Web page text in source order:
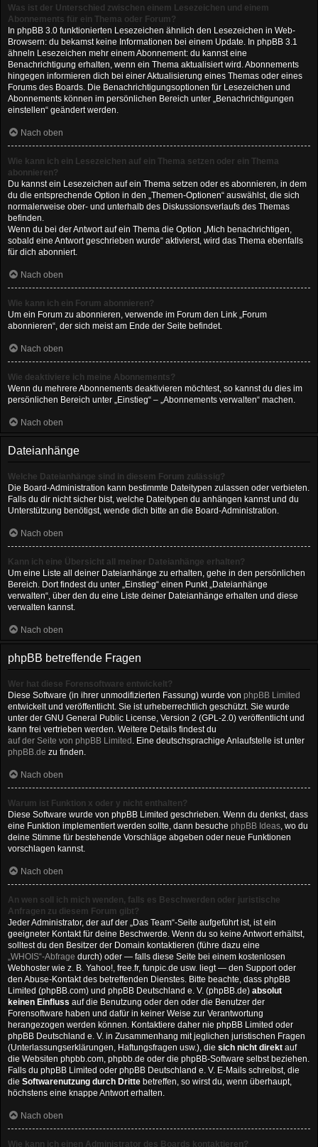
Was ist der Unterschied zwischen einem Lesezeichen und einem
Abonnements für ein Thema oder Forum?
In phpBB 3.0 funktionierten Lesezeichen ähnlich den Lesezeichen in Web-
Browsern: du bekamst keine Informationen bei einem Update. In phpBB 3.1
ähneln Lesezeichen mehr einem Abonnement: du kannst eine
Benachrichtigung erhalten, wenn ein Thema aktualisiert wird. Abonnements
hingegen informieren dich bei einer Aktualisierung eines Themas oder eines
Forums des Boards. Die Benachrichtigungsoptionen für Lesezeichen und
Abonnements können im persönlichen Bereich unter „Benachrichtigungen
einstellen“ geändert werden.
Nach oben
Wie kann ich ein Lesezeichen auf ein Thema setzen oder ein Thema
abonnieren?
Du kannst ein Lesezeichen auf ein Thema setzen oder es abonnieren, in dem
du die entsprechende Option in den „Themen-Optionen“ auswählst, die sich
normalerweise ober- und unterhalb des Diskussionsverlaufs des Themas
befinden.
Wenn du bei der Antwort auf ein Thema die Option „Mich benachrichtigen,
sobald eine Antwort geschrieben wurde“ aktivierst, wird das Thema ebenfalls
für dich abonniert.
Nach oben
Wie kann ich ein Forum abonnieren?
Um ein Forum zu abonnieren, verwende im Forum den Link „Forum
abonnieren“, der sich meist am Ende der Seite befindet.
Nach oben
Wie deaktiviere ich meine Abonnements?
Wenn du mehrere Abonnements deaktivieren möchtest, so kannst du dies im
persönlichen Bereich unter „Einstieg“ – „Abonnements verwalten“ machen.
Nach oben
Dateianhänge
Welche Dateianhänge sind in diesem Forum zulässig?
Die Board-Administration kann bestimmte Dateitypen zulassen oder verbieten.
Falls du dir nicht sicher bist, welche Dateitypen du anhängen kannst und du
Unterstützung benötigst, wende dich bitte an die Board-Administration.
Nach oben
Kann ich eine Übersicht all meiner Dateianhänge erhalten?
Um eine Liste all deiner Dateianhänge zu erhalten, gehe in den persönlichen
Bereich. Dort findest du unter „Einstieg“ einen Punkt „Dateianhänge
verwalten“, über den du eine Liste deiner Dateianhänge erhalten und diese
verwalten kannst.
Nach oben
phpBB betreffende Fragen
Wer hat diese Forensoftware entwickelt?
Diese Software (in ihrer unmodifizierten Fassung) wurde von phpBB Limited
entwickelt und veröffentlicht. Sie ist urheberrechtlich geschützt. Sie wurde
unter der GNU General Public License, Version 2 (GPL-2.0) veröffentlicht und
kann frei vertrieben werden. Weitere Details findest du
auf der Seite von phpBB Limited . Eine deutschsprachige Anlaufstelle ist unter
phpBB.de zu finden.
Nach oben
Warum ist Funktion x oder y nicht enthalten?
Diese Software wurde von phpBB Limited geschrieben. Wenn du denkst, dass
eine Funktion implementiert werden sollte, dann besuche phpBB Ideas, wo du
deine Stimme für bestehende Vorschläge abgeben oder neue Funktionen
vorschlagen kannst.
Nach oben
An wen soll ich mich wenden, falls es Beschwerden oder juristische
Anfragen zu diesem Forum gibt?
Jeder Administrator, der auf der „Das Team“-Seite aufgeführt ist, ist ein
geeigneter Kontakt für deine Beschwerde. Wenn du so keine Antwort erhältst,
solltest du den Besitzer der Domain kontaktieren (führe dazu eine
„WHOIS“-Abfrage durch) oder — falls diese Seite bei einem kostenlosen
Webhoster wie z. B. Yahoo!, free.fr, funpic.de usw. liegt — den Support oder
den Abuse-Kontakt des betreffenden Dienstes. Bitte beachte, dass phpBB
Limited (phpBB.com) und phpBB Deutschland e. V. (phpBB.de) absolut
keinen Einfluss auf die Benutzung oder den oder die Benutzer der
Forensoftware haben und dafür in keiner Weise zur Verantwortung
herangezogen werden können. Kontaktiere daher nie phpBB Limited oder
phpBB Deutschland e. V. in Zusammenhang mit jeglichen juristischen Fragen
(Unterlassungserklärungen, Haftungsfragen usw.), die sich nicht direkt auf
die Websiten phpbb.com, phpbb.de oder die phpBB-Software selbst beziehen.
Falls du phpBB Limited oder phpBB Deutschland e. V. E-Mails schreibst, die
die Softwarenutzung durch Dritte betreffen, so wirst du, wenn überhaupt,
höchstens eine knappe Antwort erhalten.
Nach oben
Wie kann ich einen Administrator des Boards kontaktieren?